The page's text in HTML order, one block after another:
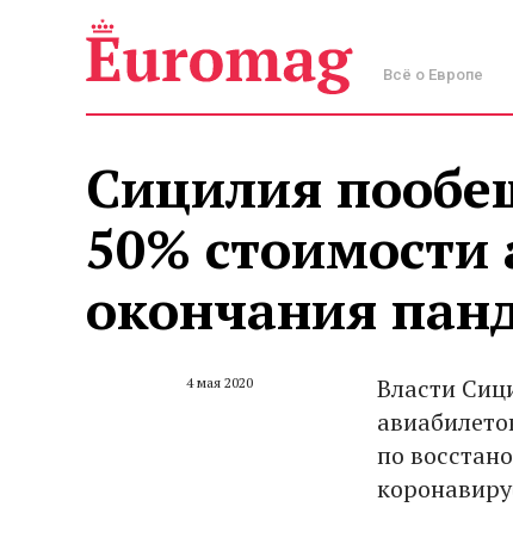
Всё о Европе
Сицилия
50% стоимости
окончания
4 мая 2020
Власти
по